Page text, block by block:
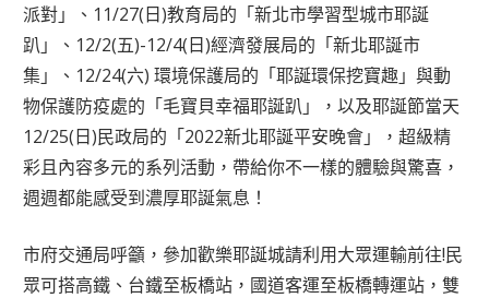
派對」、11/27(日)教育局的「新北市學習型城市耶誕
趴」、12/2(五)-12/4(日)經濟發展局的「新北耶誕市
集」、12/24(六) 環境保護局的「耶誕環保挖寶趣」與動
物保護防疫處的「毛寶貝幸福耶誕趴」，以及耶誕節當天
12/25(日)民政局的「2022新北耶誕平安晚會」，超級精
彩且內容多元的系列活動，帶給你不一樣的體驗與驚喜，
週週都能感受到濃厚耶誕氣息！
市府交通局呼籲，參加歡樂耶誕城請利用大眾運輸前往!民
眾可搭高鐵、台鐵至板橋站，國道客運至板橋轉運站，雙